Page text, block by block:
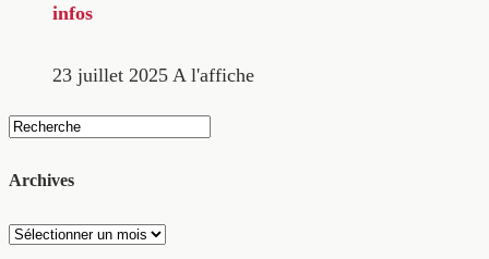
infos
23 juillet 2025 A l'affiche
Archives
Archives